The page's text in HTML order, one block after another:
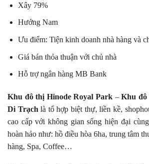
Xây 79%
Hướng Nam
Ưu điểm: Tiện kinh doanh nhà hàng và
Giá bán thỏa thuận với chủ nhà
Hỗ trợ ngân hàng MB Bank
Khu đô thị Hinode Royal Park–Khu đô
Di Trạchlà tổ hợp biệt thự, liền kề,
cao cấp với không gian sống hiện đại
hoàn hảo như: hồ điều hòa 6ha, trung tâm
hàng, Spa, Coffee…